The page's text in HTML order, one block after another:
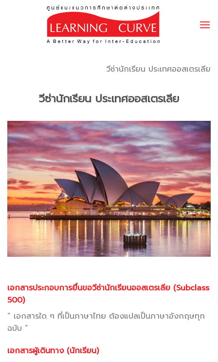
วีซ่านักเรียน ประเทศออสเตรเลีย
วีซ่านักเรียน ประเทศออสเตรเลีย
เอกสารประกอบการยื่นขอวีซ่านักเรียนออสเตรเลีย (Subclass
500)
“ เอกสารใด ๆ ที่เป็นภาษาไทย ต้องแปลเป็นภาษาอังกฤษทุก
ฉบับ ”
เอกสารผู้เดินทาง (นักเรียน)